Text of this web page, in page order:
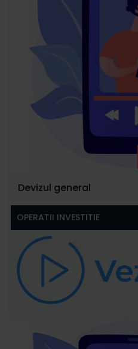
Devizul general
OPERATII INVESTITIE